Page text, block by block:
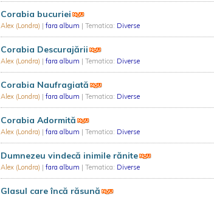
Corabia bucuriei
Alex (Londra) | fara album | Tematica: Diverse
Corabia Descurajării
Alex (Londra) | fara album | Tematica: Diverse
Corabia Naufragiată
Alex (Londra) | fara album | Tematica: Diverse
Corabia Adormită
Alex (Londra) | fara album | Tematica: Diverse
Dumnezeu vindecă inimile rănite
Alex (Londra) | fara album | Tematica: Diverse
Glasul care încă răsună